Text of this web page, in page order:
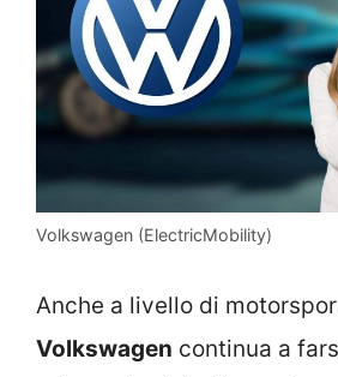
Volkswagen (ElectricMobility)
Anche a livello di
Volkswagen continua a